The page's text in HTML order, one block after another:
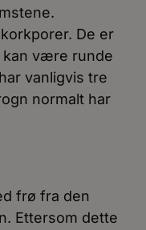
De er
kan være runde
vanligvis tre
normalt har
frø fra den
Ettersom dette